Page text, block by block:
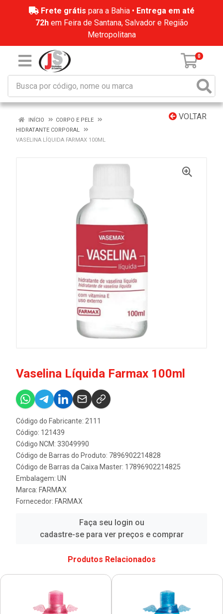
Frete grátis para a Bahia • Entrega em até
72hem Feira de Santana, Salvador e Região
Metropolitana
0
VOLTAR
INÍCIO
CORPO E PELE
HIDRATANTE CORPORAL
VASELINA LÍQUIDA FARMAX 100ML
Vaselina Líquida Farmax 100ml
Código do Fabricante: 2111
Código: 121439
Código NCM: 33049990
Código de Barras do Produto: 7896902214828
Código de Barras da Caixa Master: 17896902214825
Embalagem: UN
Marca: FARMAX
Fornecedor: FARMAX
Faça seu login ou
cadastre-se para ver preços e comprar
Produtos Relacionados